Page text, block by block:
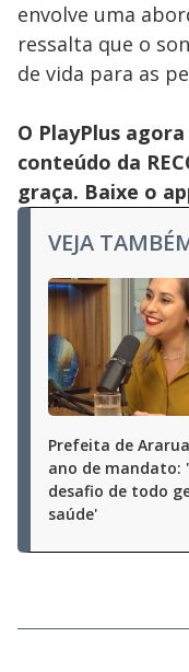
envolve uma
ressalta que o
de vida para as
O PlayPlus
conteúdo da
graça. Baixe o
VEJA
Prefeita de
ano de mandato:
desafio de todo
saúde'